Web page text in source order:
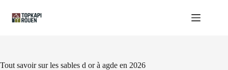
contenu
Tout savoir sur les sables d or à agde en 2026